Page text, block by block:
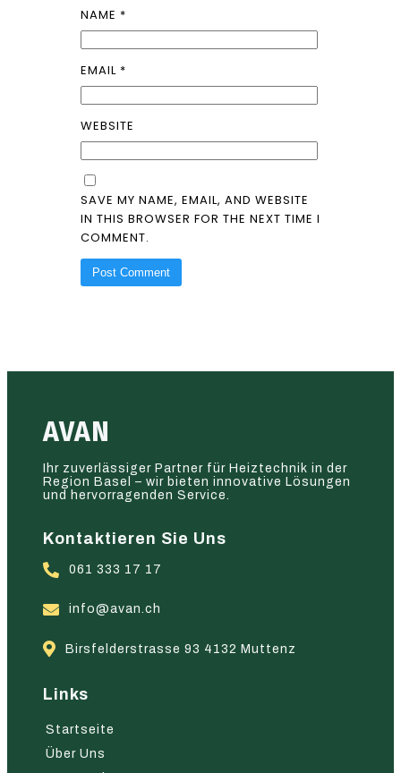
NAME *
EMAIL *
WEBSITE
SAVE MY NAME, EMAIL, AND WEBSITE
IN THIS BROWSER FOR THE NEXT TIME I
COMMENT.
AVAN
Ihr zuverlässiger Partner für Heiztechnik in der
Region Basel – wir bieten innovative Lösungen
und hervorragenden Service.
Kontaktieren Sie Uns
061 333 17 17
info@avan.ch
Birsfelderstrasse 93 4132 Muttenz
Links
Startseite
Über Uns